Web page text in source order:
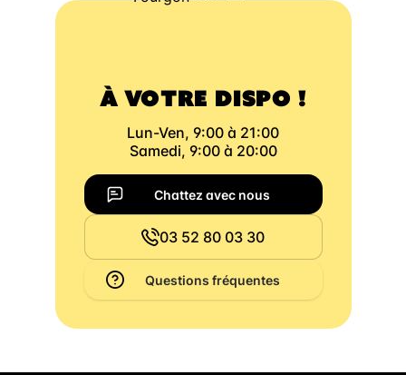
À VOTRE DISPO !
Lun-Ven, 9:00 à 21:00
Samedi, 9:00 à 20:00
Chattez avec nous
03 52 80 03 30
Questions fréquentes